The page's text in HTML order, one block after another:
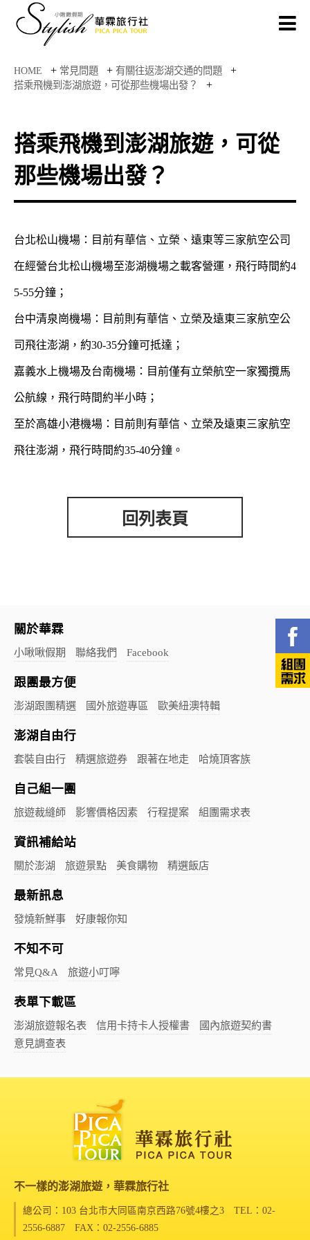
HOME + 常見問題 + 有關往返澎湖交通的問題 +
搭乘飛機到澎湖旅遊，可從那些機場出發？ +
搭乘飛機到澎湖旅遊，可從
那些機場出發？
台北松山機場：目前有華信、立榮、遠東等三家航空公司
在經營台北松山機場至澎湖機場之載客營運，飛行時間約4
5-55分鐘；
台中清泉崗機場：目前則有華信、立榮及遠東三家航空公
司飛往澎湖，約30-35分鐘可抵達；
嘉義水上機場及台南機場：目前僅有立榮航空一家獨攬馬
公航線，飛行時間約半小時；
至於高雄小港機場：目前則有華信、立榮及遠東三家航空
飛往澎湖，飛行時間約35-40分鐘。
回列表頁
關於華霖
小啾啾假期 聯絡我們 Facebook
跟團最方便
澎湖跟團精選 國外旅遊專區 歐美紐澳特輯
澎湖自由行
套裝自由行 精選旅遊券 跟著在地走 哈燒頂客族
自己組一團
旅遊裁縫師 影響價格因素 行程提案 組團需求表
資訊補給站
關於澎湖 旅遊景點 美食購物 精選飯店
最新訊息
發燒新鮮事 好康報你知
不知不可
常見Q&A 旅遊小叮嚀
表單下載區
澎湖旅遊報名表 信用卡持卡人授權書
國內旅遊契約書
意見調查表
不一樣的澎湖旅遊，華霖旅行社
總公司：103 台北市大同區南京西路76號4樓之3 TEL：02-
2556-6887 FAX：02-2556-6885